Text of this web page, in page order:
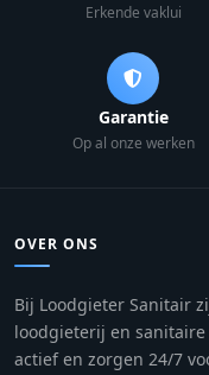
Erkende vaklui
Garantie
Op al onze werken
OVER ONS
Bij Loodgieter Sanitair
loodgieterij en
actief en zorgen 24/7